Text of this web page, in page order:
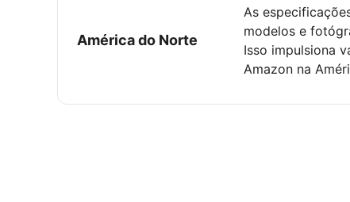
América do Norte
As
modelos e
Isso impulsiona
Amazon na